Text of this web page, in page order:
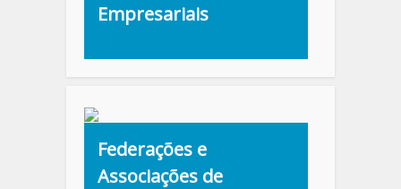
Empresariais
Federações e
Associações de